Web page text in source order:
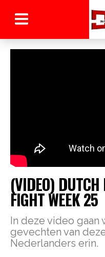
(VIDEO) DUTCH
FIGHT WEEK 25
In deze video gaan
gevechten van
Nederlanders erin.